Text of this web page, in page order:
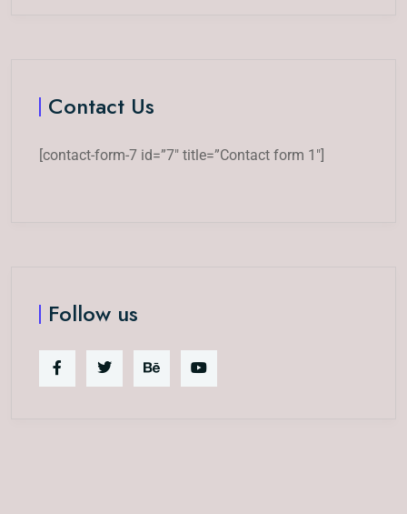
Contact Us
[contact-form-7 id=”7″ title=”Contact form 1″]
Follow us